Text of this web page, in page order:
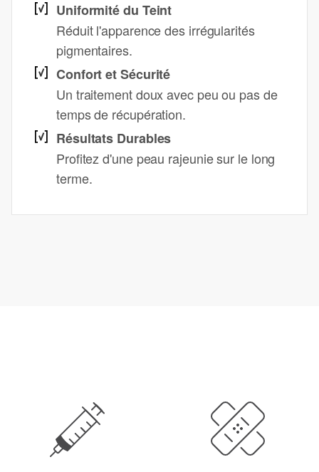
Uniformité du Teint
Réduit l'apparence des irrégularités
pigmentaires.
Confort et Sécurité
Un traitement doux avec peu ou pas de
temps de récupération.
Résultats Durables
Profitez d'une peau rajeunie sur le long
terme.